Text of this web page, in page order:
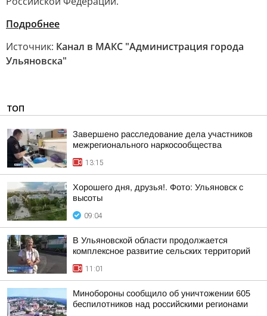
Подробнее
Источник: Канал в МАКС "Администрация города
Ульяновска"
ТОП
Завершено расследование дела участников
межрегионального наркосообщества
13:15
Хорошего дня, друзья!. Фото: Ульяновск с
высоты
09:04
В Ульяновской области продолжается
комплексное развитие сельских территорий
11:01
Минобороны сообщило об уничтожении 605
беспилотников над российскими регионами